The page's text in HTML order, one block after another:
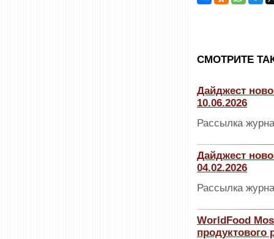
CМОТРИТЕ
Дайджест
10.06.2026
Рассылка
Дайджест
04.02.2026
Рассылка
WorldFood
продуктового